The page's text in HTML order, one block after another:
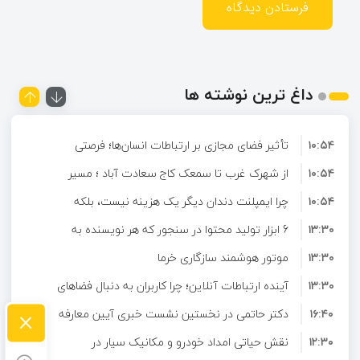
داغ ترین نوشته ها
تأثیر فضای مجازی بر ارتباطات انسان‌ها؛ فرصتی
برای تعامل و آشنایی در دنیای دیجیتال
۱۰:۵۴
از شهرک غرب تا سمعک کاج سعادت آباد ؛ مسیر
شنیدن دوباره در غرب تهران
۱۰:۵۴
چرا ایمپلنت دندان دیگر یک هزینه نیست، بلکه
یک سرمایه‌گذاری بلندمدت برای سلامتی است؟
۱۰:۵۴
6 ابزار تولید محتوا در سنجور که هر نویسنده به
آن‌ها نیاز دارد
۱۳:۳۰
موتور هوشمند سازگاری خرما
۱۳:۳۰
آینده ارتباطات آنلاین؛ چرا کاربران به دنبال فضاهای
تعاملی هدفمند هستند؟
۱۳:۳۰
دکتر حاتمی در نخستین نشست خبری آیین معارفه
شرکت احیا استیل فولاد بافت: محصول اصلی
۱۶:۴۰
نقش حیاتی امداد خودرو و مکانیک سیار در
۱۲:۳۰
×